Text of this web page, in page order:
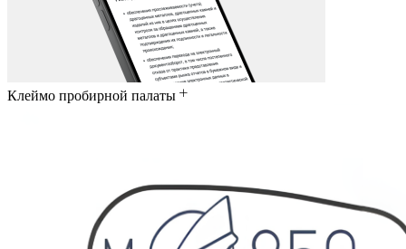
Клеймо пробирной палаты